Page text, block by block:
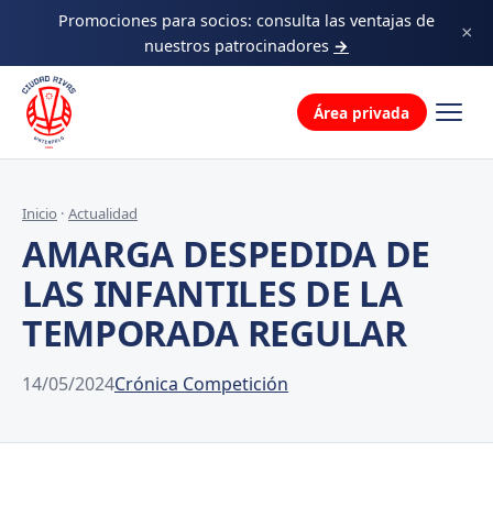
Promociones para socios: consulta las ventajas de
nuestros patrocinadores →
×
Decálogo
Área privada
Inicio · Actualidad
AMARGA DESPEDIDA DE
LAS INFANTILES DE LA
TEMPORADA REGULAR
14/05/2024Crónica Competición